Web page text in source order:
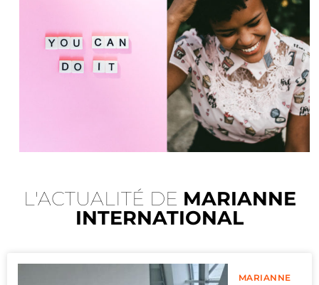
L'ACTUALITÉ DE MARIANNE
INTERNATIONAL
MARIANNE